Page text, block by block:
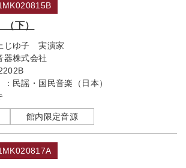
下）
じゆ子 実演家
器株式会社
民謡・国民音楽（日本）
館内限定音源